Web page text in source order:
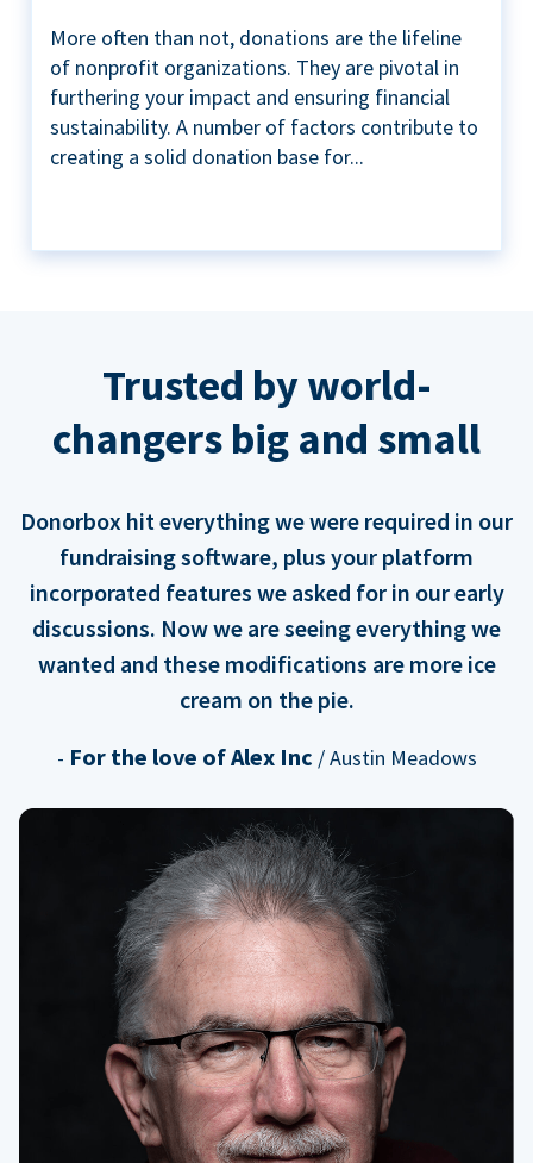
More often than not, donations are the lifeline
of nonprofit organizations. They are pivotal in
furthering your impact and ensuring financial
sustainability. A number of factors contribute to
creating a solid donation base for...
Trusted by world-
changers big and small
Donorbox hit everything we were required in our
fundraising software, plus your platform
incorporated features we asked for in our early
discussions. Now we are seeing everything we
wanted and these modifications are more ice
cream on the pie.
- For the love of Alex Inc / Austin Meadows